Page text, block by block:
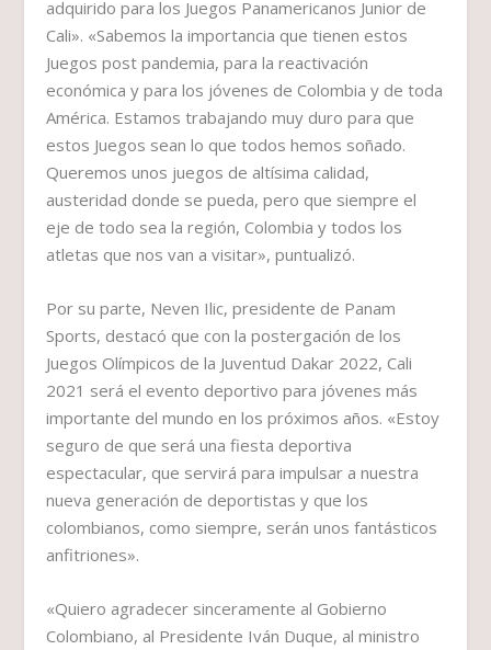
adquirido para los Juegos Panamericanos Junior de
Cali». «Sabemos la importancia que tienen estos
Juegos post pandemia, para la reactivación
económica y para los jóvenes de Colombia y de toda
América. Estamos trabajando muy duro para que
estos Juegos sean lo que todos hemos soñado.
Queremos unos juegos de altísima calidad,
austeridad donde se pueda, pero que siempre el
eje de todo sea la región, Colombia y todos los
atletas que nos van a visitar», puntualizó.
Por su parte, Neven Ilic, presidente de Panam
Sports, destacó que con la postergación de los
Juegos Olímpicos de la Juventud Dakar 2022, Cali
2021 será el evento deportivo para jóvenes más
importante del mundo en los próximos años. «Estoy
seguro de que será una fiesta deportiva
espectacular, que servirá para impulsar a nuestra
nueva generación de deportistas y que los
colombianos, como siempre, serán unos fantásticos
anfitriones».
«Quiero agradecer sinceramente al Gobierno
Colombiano, al Presidente Iván Duque, al ministro